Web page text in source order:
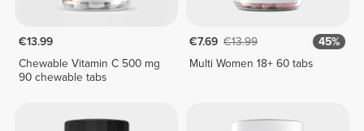
€13.99
Chewable Vitamin C 500 mg
90 chewable tabs
€7.69 €13.99
45%
Multi Women 18+ 60 tabs